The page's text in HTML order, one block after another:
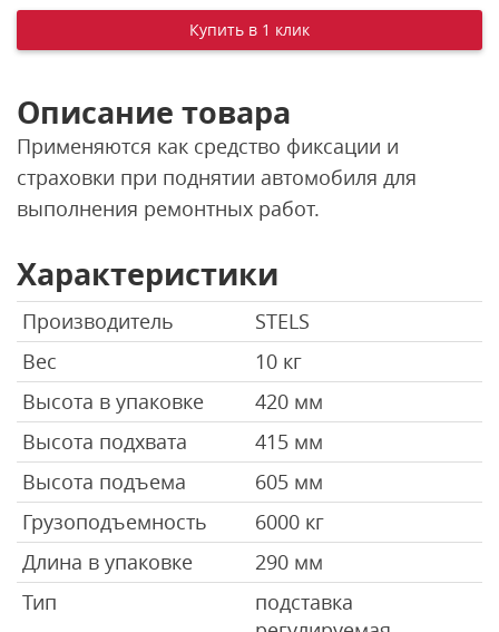
Описание товара
Применяются как средство фиксации и
страховки при поднятии автомобиля для
выполнения ремонтных работ.
Характеристики
Производитель
STELS
Вес
10 кг
Высота в упаковке
420 мм
Высота подхвата
415 мм
Высота подъема
605 мм
Грузоподъемность
6000 кг
Длина в упаковке
290 мм
Тип
подставка